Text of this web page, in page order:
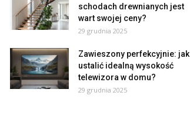
schodach drewnianych jest
wart swojej ceny?
29 grudnia 2025
Zawieszony perfekcyjnie: jak
ustalić idealną wysokość
telewizora w domu?
29 grudnia 2025